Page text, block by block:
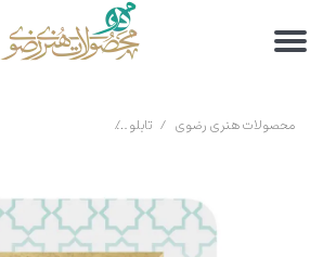
محصولات هنری رضوی تابلو